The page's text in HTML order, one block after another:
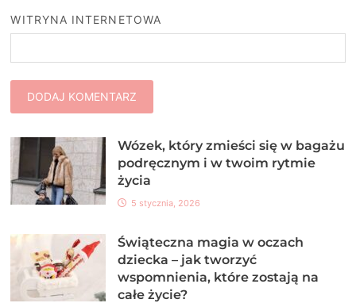
WITRYNA INTERNETOWA
Wózek, który zmieści się w bagażu
podręcznym i w twoim rytmie
życia
5 stycznia, 2026
Świąteczna magia w oczach
dziecka – jak tworzyć
wspomnienia, które zostają na
całe życie?